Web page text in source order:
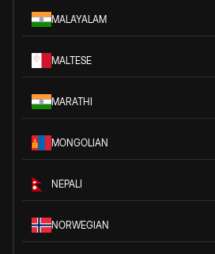
MALAYALAM
MALTESE
MARATHI
MONGOLIAN
NEPALI
NORWEGIAN